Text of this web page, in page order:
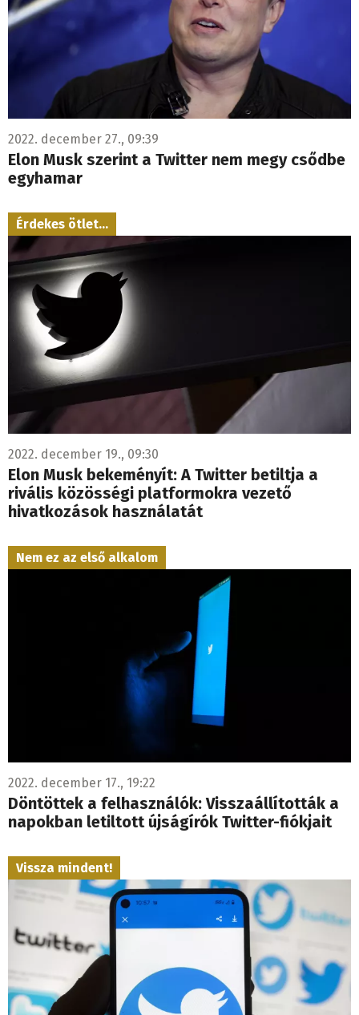
2022. december 27., 09:39
Elon Musk szerint a Twitter nem megy csődbe
egyhamar
Érdekes ötlet...
2022. december 19., 09:30
Elon Musk bekeményít: A Twitter betiltja a
rivális közösségi platformokra vezető
hivatkozások használatát
Nem ez az első alkalom
2022. december 17., 19:22
Döntöttek a felhasználók: Visszaállították a
napokban letiltott újságírók Twitter-fiókjait
Vissza mindent!